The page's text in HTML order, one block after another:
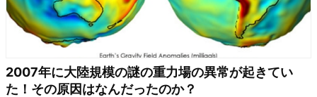
2007年に大陸規模の謎の重力場の異常が起きてい
た！その原因はなんだったのか？